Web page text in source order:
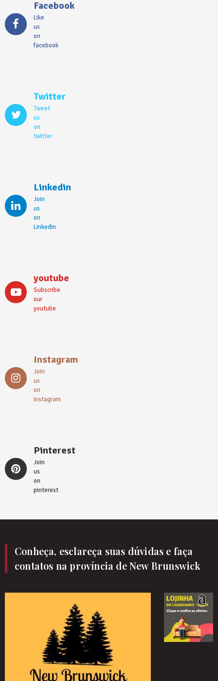
Facebook
Like
us
on
facebook
Twitter
Tweet
us
on
twitter
Linkedin
Join
us
on
Linkedin
youtube
Subscribe
our
youtube
Instagram
Join
us
on
instagram
Pinterest
Join
us
on
pinterest
Conheça, esclareça suas dúvidas e faça
contatos na província de New Brunswick